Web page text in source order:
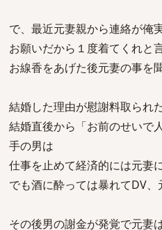
で、最近元妻親から連絡が俺
お願いだから１度着てくれと
お線香をあげた後元妻の事を聞
結婚した理由が慰謝料取られ
結婚直後から「お前のせいで
手の男は
仕事を止めて経済的には元妻に
でも酒に酔っては暴れてDV、
その後男の謝金が発覚で元妻